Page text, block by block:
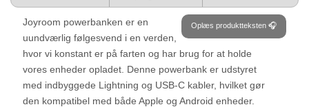
Oplæs produktteksten 🎧
Joyroom powerbanken er en
uundværlig følgesvend i en verden,
hvor vi konstant er på farten og har brug for at holde
vores enheder opladet. Denne powerbank er udstyret
med indbyggede Lightning og USB-C kabler, hvilket gør
den kompatibel med både Apple og Android enheder.